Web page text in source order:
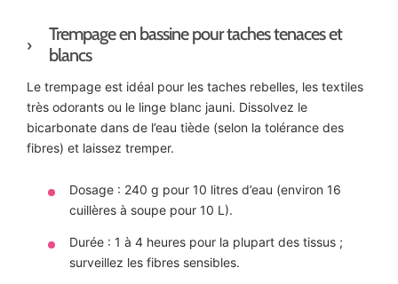
Trempage en bassine pour taches tenaces et
blancs
Le trempage est idéal pour les taches rebelles, les textiles
très odorants ou le linge blanc jauni. Dissolvez le
bicarbonate dans de l’eau tiède (selon la tolérance des
fibres) et laissez tremper.
Dosage : 240 g pour 10 litres d’eau (environ 16
cuillères à soupe pour 10 L).
Durée : 1 à 4 heures pour la plupart des tissus ;
surveillez les fibres sensibles.